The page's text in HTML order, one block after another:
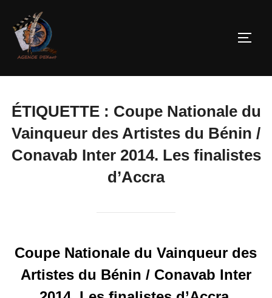
ÉTIQUETTE : Coupe Nationale du
Vainqueur des Artistes du Bénin /
Conavab Inter 2014. Les finalistes
d’Accra
Coupe Nationale du Vainqueur des
Artistes du Bénin / Conavab Inter